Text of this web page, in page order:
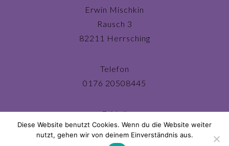
Erwin Mischkin
Rausch 3
82211 Herrsching
Telefon
0176 20508445
E-Mail
ichbin@erwinmischkin.de
Diese Website benutzt Cookies. Wenn du die Website weiter
nutzt, gehen wir von deinem Einverständnis aus.